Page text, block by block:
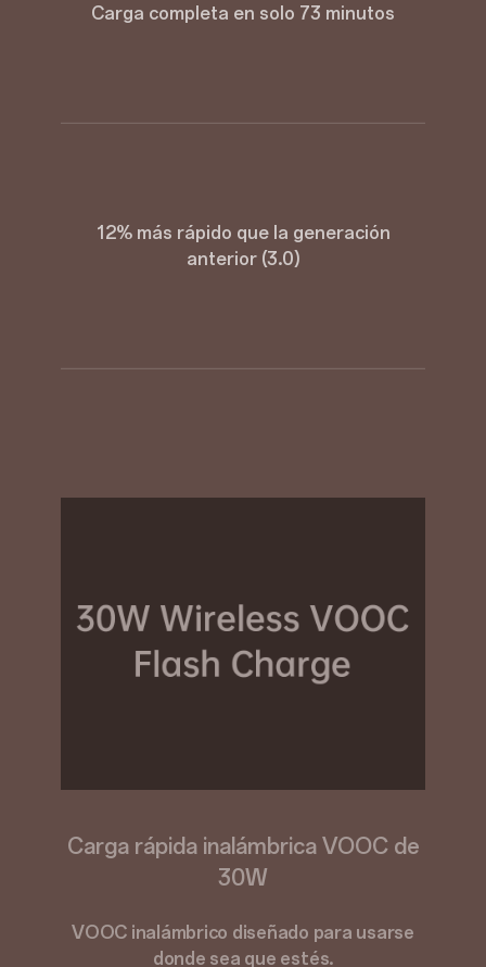
Carga completa en solo 73 minutos
12% más rápido que la generación
anterior (3.0)
Carga rápida inalámbrica VOOC de
30W
VOOC inalámbrico diseñado para usarse
donde sea que estés.